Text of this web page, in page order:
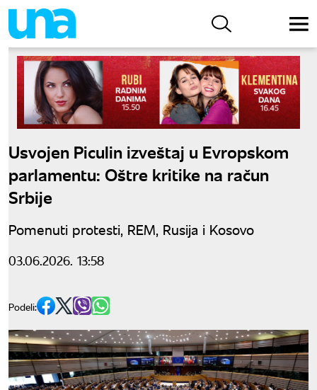
Usvojen Piculin izveštaj u Evropskom
parlamentu: Oštre kritike na račun
Srbije
Pomenuti protesti, REM, Rusija i Kosovo
03.06.2026. 13:58
Podeli: